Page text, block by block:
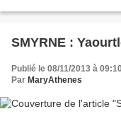
SMYRNE :
Publié le 08/11/2013 à
Par MaryAthenes